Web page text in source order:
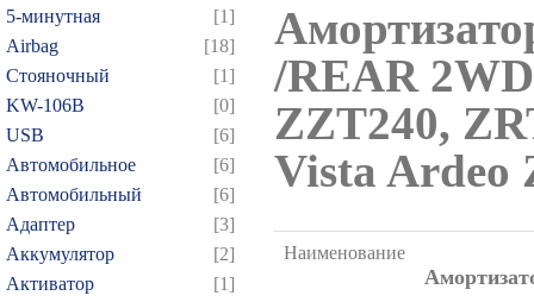
5-минутная
[1]
Airbag
[18]
Cтояночный
[1]
KW-106B
[0]
USB
[6]
Автомобильное
[6]
Автомобильный
[6]
Адаптер
[3]
Аккумулятор
[2]
Активатор
[1]
/REAR
ZZT240,
Vista Ardeo
Наименование